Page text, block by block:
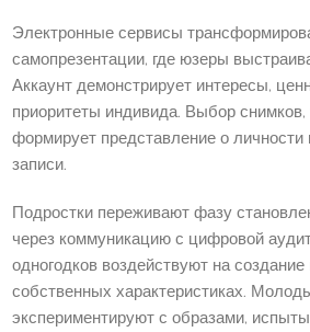
Электронные сервисы
самопрезентации, где юзеры
Аккаунт демонстрирует интересы,
приоритеты индивида. Выбор снимков,
формирует представление о
записи.
Подростки переживают фазу
через коммуникацию с цифровой
одногодков воздействуют на
собственных характеристиках.
экспериментируют с образами,